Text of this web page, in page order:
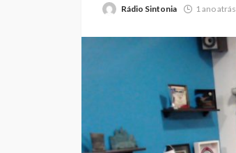
Rádio Sintonia 1 ano atrás